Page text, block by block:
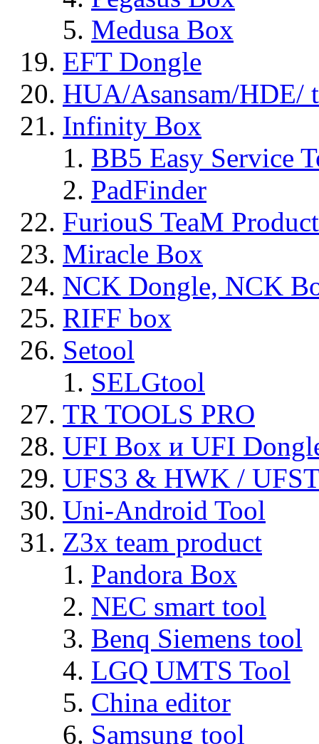
Medusa Box
EFT Dongle
HUA/Asansam/HDE/
Infinity Box
BB5 Easy Service
PadFinder
FuriouS TeaM
Miracle Box
NCK Dongle, NCK
RIFF box
Setool
SELGtool
TR TOOLS PRO
UFI Box и UFI
UFS3 & HWK /
Uni-Android Tool
Z3x team product
Pandora Box
NEC smart tool
Benq Siemens tool
LGQ UMTS Tool
China editor
Samsung tool